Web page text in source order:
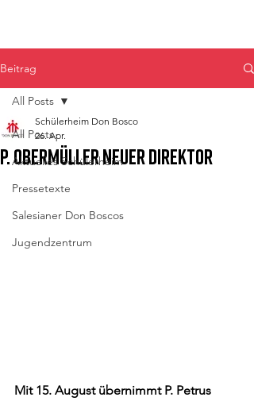
Beitrag
All Posts
Aktuelles Schülerheim
Pressetexte
Salesianer Don Boscos
Jugendzentrum
All Posts
P. Obermüller neuer Direktor
Schülerheim Don Bosco
26. Apr.
Mit 15. August übernimmt P. Petrus